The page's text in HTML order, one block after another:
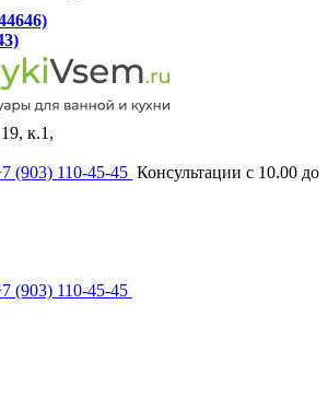
к.1,
(903) 110-45-45 Консультации с 10.00 до
(903) 110-45-45